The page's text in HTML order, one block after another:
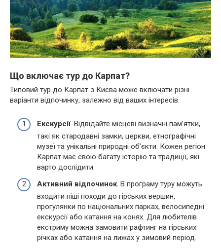
Що включає тур до Карпат?
Типовий тур до Карпат з Києва може включати різні
варіанти відпочинку, залежно від ваших інтересів:
Екскурсії. Відвідайте місцеві визначні пам’ятки,
такі як стародавні замки, церкви, етнографічні
музеї та унікальні природні об’єкти. Кожен регіон
Карпат має свою багату історію та традиції, які
варто дослідити.
Активний відпочинок. В програму туру можуть
входити піші походи до гірських вершин,
прогулянки по національних парках, велосипедні
екскурсії або катання на конях. Для любителів
екстриму можна замовити рафтинг на гірських
річках або катання на лижах у зимовий період.